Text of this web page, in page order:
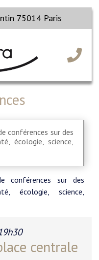
75014 Paris
conférences sur des
écologie, science,
conférences sur des
écologie, science,
centrale